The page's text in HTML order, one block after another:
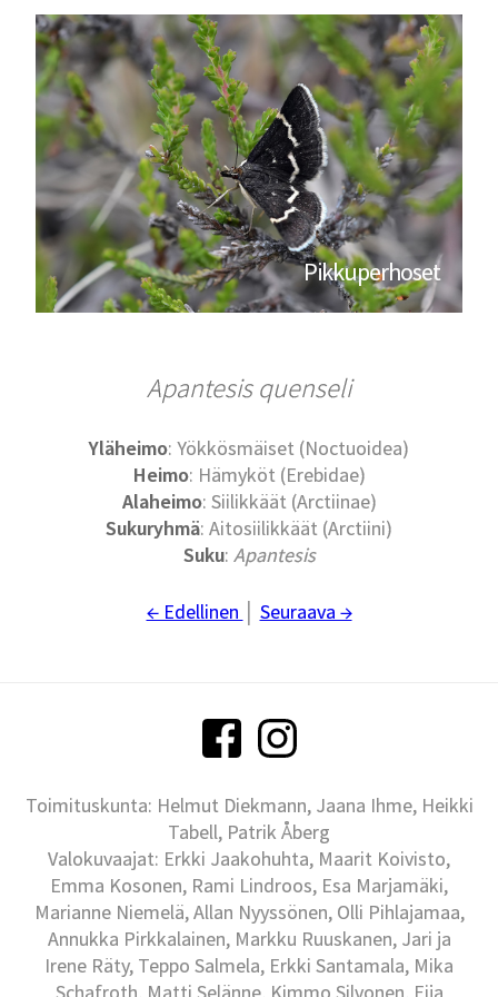
Pikkuperhoset
Apantesis quenseli
Yläheimo: Yökkösmäiset (Noctuoidea)
Heimo: Hämyköt (Erebidae)
Alaheimo: Siilikkäät (Arctiinae)
Sukuryhmä: Aitosiilikkäät (Arctiini)
Suku: Apantesis
← Edellinen Seuraava →
Toimituskunta: Helmut Diekmann, Jaana Ihme, Heikki
Tabell, Patrik Åberg
Valokuvaajat: Erkki Jaakohuhta, Maarit Koivisto,
Emma Kosonen, Rami Lindroos, Esa Marjamäki,
Marianne Niemelä, Allan Nyyssönen, Olli Pihlajamaa,
Annukka Pirkkalainen, Markku Ruuskanen, Jari ja
Irene Räty, Teppo Salmela, Erkki Santamala, Mika